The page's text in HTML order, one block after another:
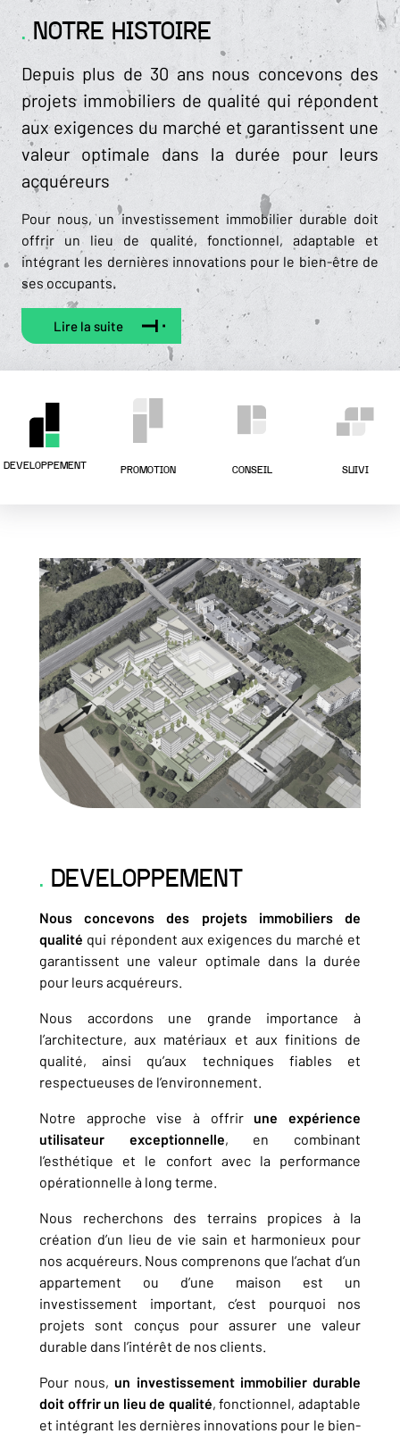
NOTRE HISTOIRE
Depuis plus de 30 ans nous concevons des
projets immobiliers de qualité qui répondent
aux exigences du marché et garantissent une
valeur optimale dans la durée pour leurs
acquéreurs
Pour nous, un investissement immobilier durable doit
offrir un lieu de qualité, fonctionnel, adaptable et
intégrant les dernières innovations pour le bien-être de
ses occupants.
Lire la suite
DEVELOPPEMENT PROMOTION CONSEIL SUIVI
DEVELOPPEMENT
Nous concevons des projets immobiliers de
qualité qui répondent aux exigences du marché et
garantissent une valeur optimale dans la durée
pour leurs acquéreurs.
Nous accordons une grande importance à
l’architecture, aux matériaux et aux finitions de
qualité, ainsi qu’aux techniques fiables et
respectueuses de l’environnement.
Notre approche vise à offrirune
expérience
utilisateur exceptionnelle, en combinant
l’esthétique et le confort avec la performance
opérationnelle à long terme.
Nous recherchons des terrains propices à la
création d’un lieu de vie sain et harmonieux pour
nos acquéreurs. Nous comprenons que l’achat d’un
appartement ou d’une maison est un
investissement important, c’est pourquoi nos
projets sont conçus pour assurer une valeur
durable dans l’intérêt de nos clients.
Pour nous,un investissement immobilier durable
doit offrir un lieu de qualité, fonctionnel, adaptable
et intégrant les dernières innovations pour le bien-